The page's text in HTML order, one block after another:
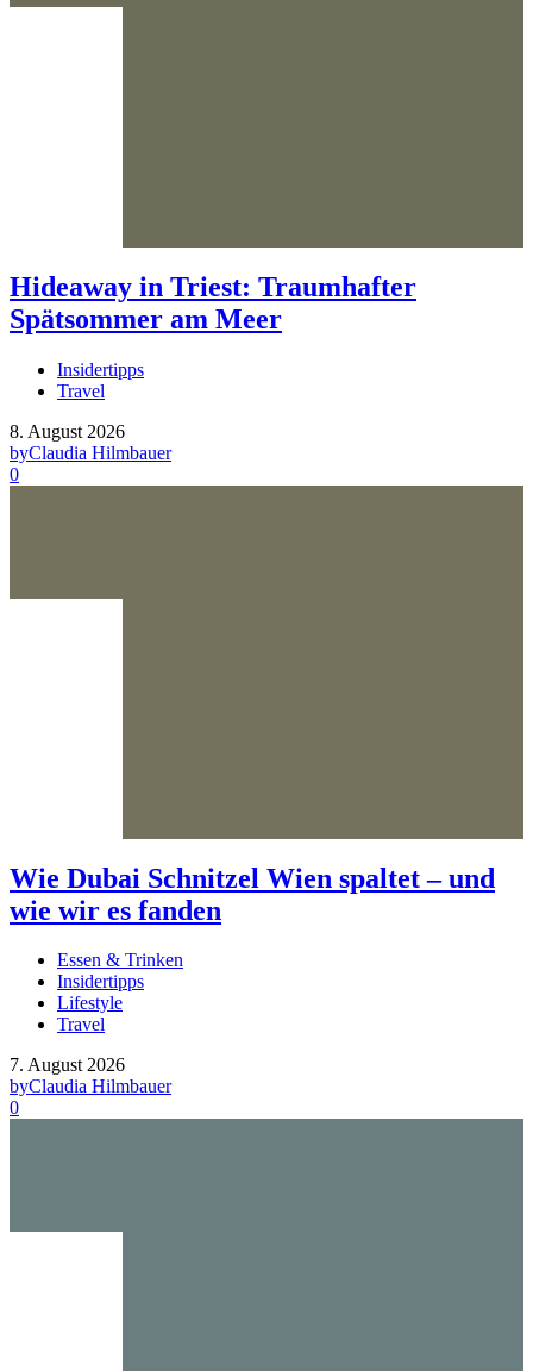
Hideaway in Triest: Traumhafter
Spätsommer am Meer
Insidertipps
Travel
8. August 2026
byClaudia Hilmbauer
0
Wie Dubai Schnitzel Wien spaltet – und
wie wir es fanden
Essen & Trinken
Insidertipps
Lifestyle
Travel
7. August 2026
byClaudia Hilmbauer
0